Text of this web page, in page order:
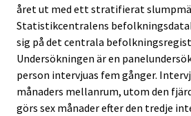
året ut med ett stratifierat
Statistikcentralens
sig på det centrala
Undersökningen är en
person intervjuas fem gånger.
månaders mellanrum, utom den
görs sex månader efter den tredje